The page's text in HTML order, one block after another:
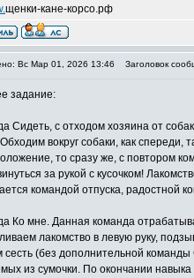
щенки-кане-корсо.рф
Вс Мар 01, 2026 13:46 Заголовок
задание:
Сидеть, с отходом хозяина от
вокруг собаки, как спереди,
то сразу же, с повтором
за рукой с кусочком!
командой отпуска, радостной
Ко мне. Данная команда
лакомство в левую руку,
сесть (без дополнительной
из сумочки. По окончании